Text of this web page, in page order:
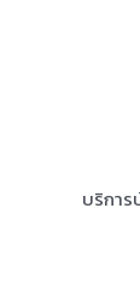
บริการ